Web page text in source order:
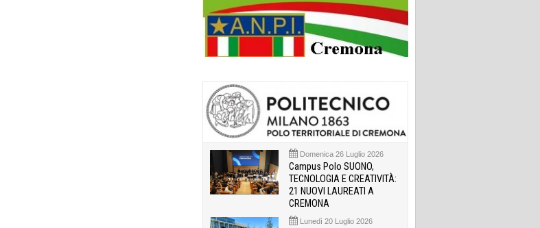
Domenica 26 Luglio 2026
Campus Polo SUONO,
TECNOLOGIA E CREATIVITÀ:
21 NUOVI LAUREATI A
CREMONA
Lunedì 20 Luglio 2026